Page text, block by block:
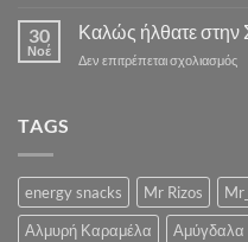
και
:.
30
Νοέ
Καλώς ήλθατε στην
Δεν επιτρέπεται σχολιασμόςστο
TAGS
energy snacks Mr Rizos
Αλμυρή Καραμέλα
Αμύγδαλα